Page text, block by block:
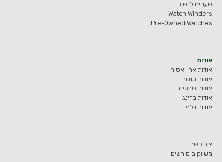
שעונים לנשים
Watch Winders
Pre-Owned Watches
אודות
אודות ארו-אסיה
אודות טודור
אודות סרטינה
אודות ברינג
אודות וולף
צור קשר
משווקים מורשים